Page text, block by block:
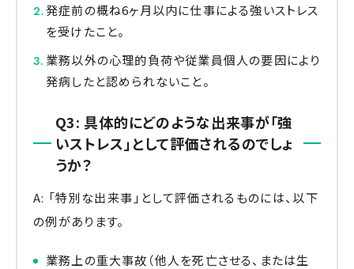
発症前の概ね6ヶ月以内に仕事による強いストレス
を受けたこと。
業務以外の心理的負荷や従業員個人の要因により
発病したと認められないこと。
Q3: 具体的にどのような出来事が「強
いストレス」として評価されるのでしょ
うか？
A: 「特別な出来事」として評価されるものには、以下
の例があります。
業務上の重大事故（他人を死亡させる、または生